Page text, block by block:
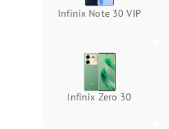
Infinix Note 30 VIP
Infinix Zero 30